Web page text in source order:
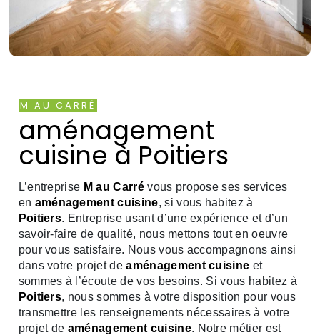
M AU CARRÉ
aménagement
cuisine à Poitiers
L’entreprise M au Carrévous propose ses services
en aménagement cuisine, si vous habitez à
Poitiers. Entreprise usant d’une expérience et d’un
savoir-faire de qualité, nous mettons tout en oeuvre
pour vous satisfaire. Nous vous accompagnons ainsi
dans votre projet deaménagement cuisine et
sommes à l’écoute de vos besoins. Si vous habitez à
Poitiers, nous sommes à votre disposition pour vous
transmettre les renseignements nécessaires à votre
projet de aménagement cuisine. Notre métier est